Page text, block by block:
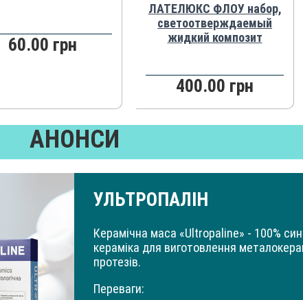
60.00 грн
ЛАТЕЛЮКС ФЛОУ набор,
светоотверждаемый
жидкий композит
400.00 грн
АНОНСИ
УЛЬТРОПАЛІН
Керамічна маса «Ultropaline» - 100%
кераміка для виготовлення
протезів.
Переваги: